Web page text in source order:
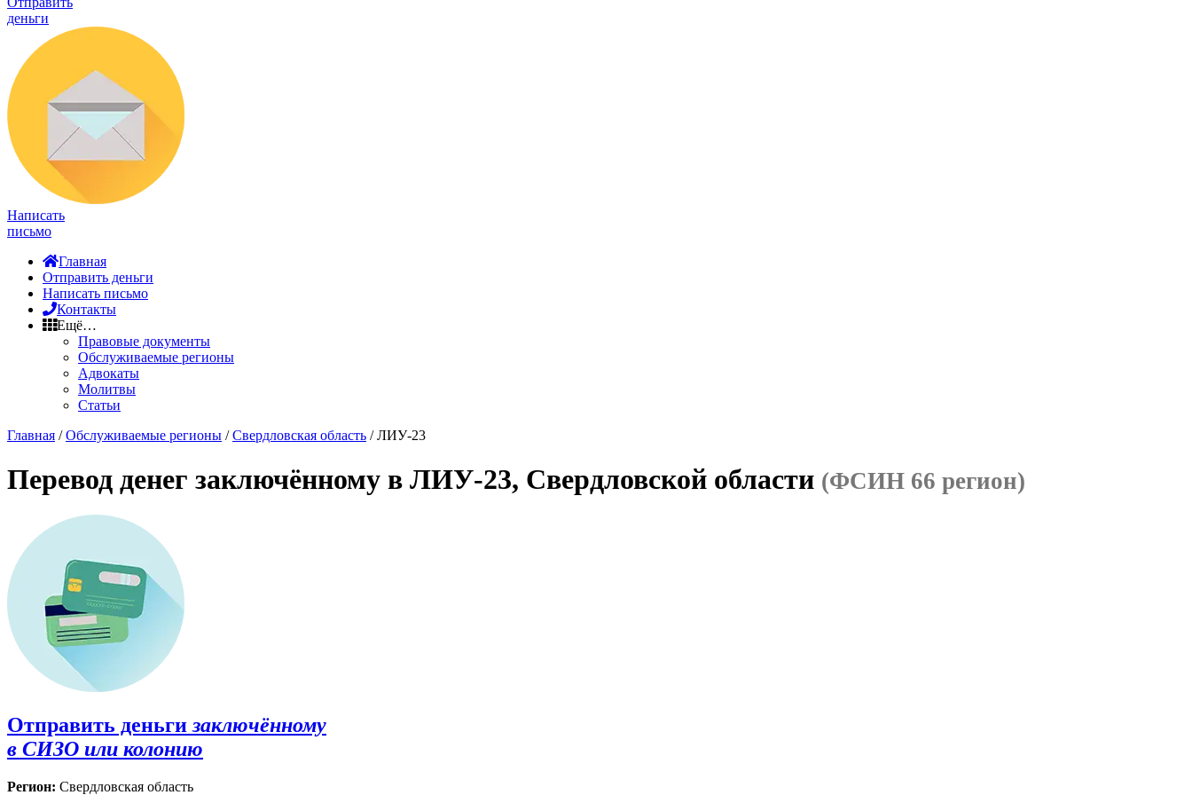
деньги
Написать
письмо
Главная
Отправить деньги
Написать письмо
Контакты
Ещё…
Правовые документы
Обслуживаемые регионы
Адвокаты
Молитвы
Статьи
Главная /Обслуживаемые регионы /Свердловская область / ЛИУ-23
Перевод денег заключённому в ЛИУ-23, Свердловской области (ФСИН 66 регион)
Отправить деньги заключённому
в СИЗО или колонию
Регион: Свердловская область